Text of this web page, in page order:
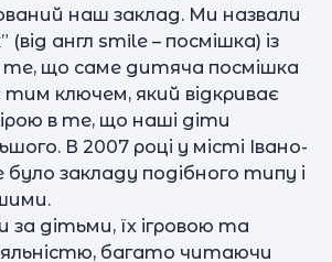
наш заклад. Ми назвали
(від англ smile – посмішка) із
те, що саме дитяча посмішка
тим ключем, який відкриває
в те, що наші діти
В 2007 році у місті Івано-
було закладу подібного типу і
за дітьми, їх ігровою та
багато читаючи